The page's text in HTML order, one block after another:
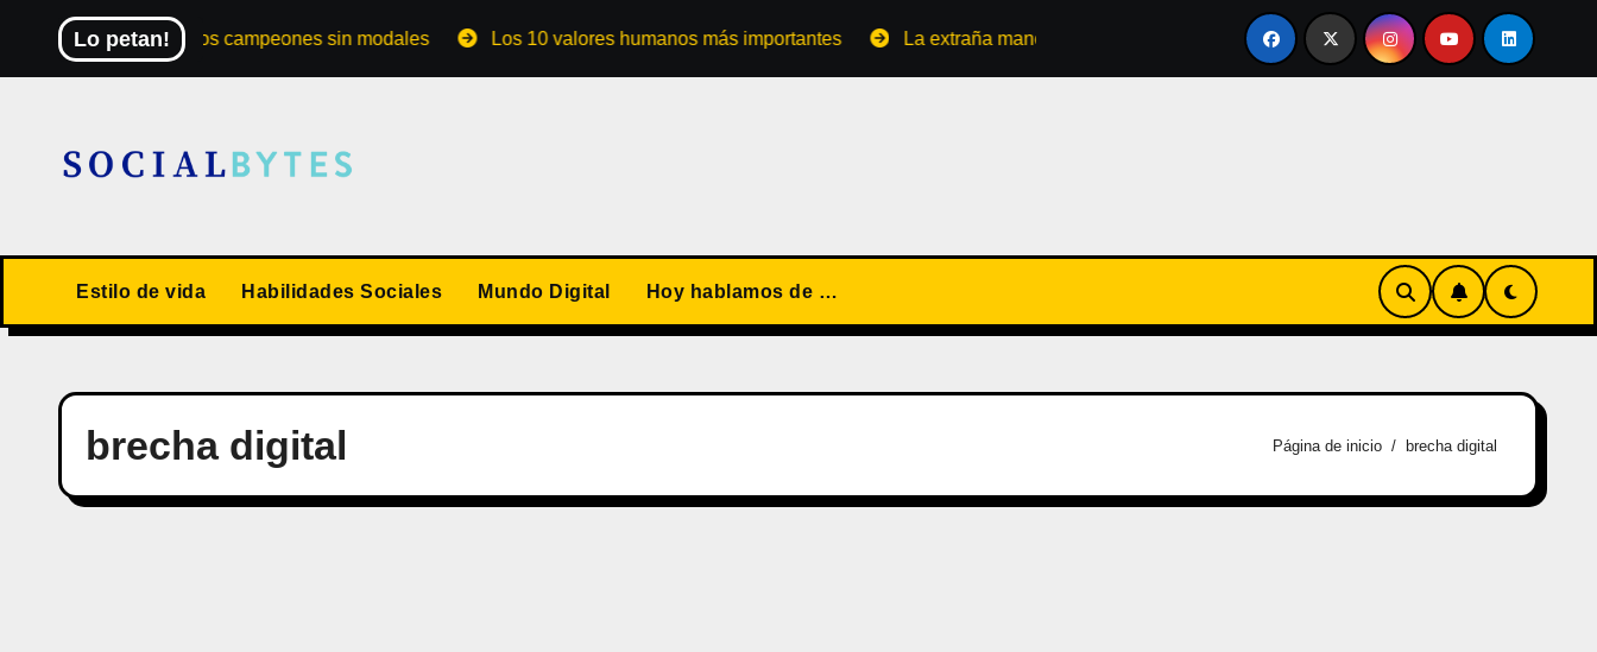
contenido
Lo petan!
El Mundial de los campeones sin modales Los 10 valores humanos más importantes La extraña manera de convertirse en familia El primer tour de la India Chiquitina
Estilo de vida Habilidades Sociales Mundo Digital Hoy hablamos de …
brecha digital Página de inicio brecha digital